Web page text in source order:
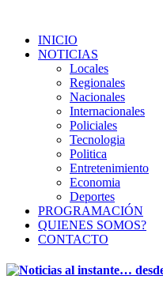
INICIO
NOTICIAS
Locales
Regionales
Nacionales
Internacionales
Policiales
Tecnologia
Politica
Entretenimiento
Economia
Deportes
PROGRAMACIÓN
QUIENES SOMOS?
CONTACTO